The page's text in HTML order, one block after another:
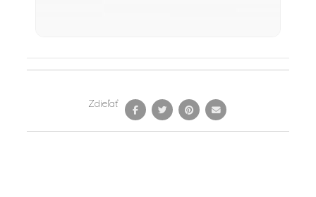
Zdieľať